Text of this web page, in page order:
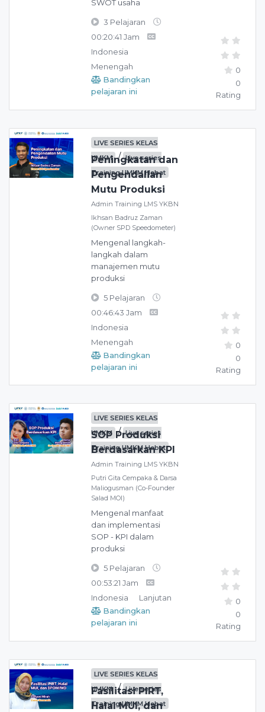
SWOT usaha
3 Pelajaran
00:20:41 Jam
Indonesia
Menengah
Bandingkan
pelajaran ini
0
0
Rating
LIVE SERIES KELAS
UMKM / Live series
Training UMKM Hebat
Peningkatan dan
Pengendalian
Mutu Produksi
Admin Training LMS YKBN
Ikhsan Badruz Zaman
(Owner SPD Speedometer)
Mengenal langkah-
langkah dalam
manajemen mutu
produksi
5 Pelajaran
00:46:43 Jam
Indonesia
Menengah
Bandingkan
pelajaran ini
0
0
Rating
LIVE SERIES KELAS
UMKM / Live series
Training UMKM Hebat
SOP Produksi
Berdasarkan KPI
Admin Training LMS YKBN
Putri Gita Cempaka & Darsa
Maliogusman (Co-Founder
Salad MOI)
Mengenal manfaat
dan implementasi
SOP - KPI dalam
produksi
5 Pelajaran
00:53:21 Jam
Indonesia
Lanjutan
Bandingkan
pelajaran ini
0
0
Rating
LIVE SERIES KELAS
UMKM / Live series
Training UMKM Hebat
Fasilitasi PIRT,
Halal MUI, dan